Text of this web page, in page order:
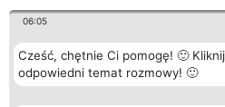
06:05
Cześć, chętnie Ci pomogę! 🙂
odpowiedni temat rozmowy! 🙂
Organizator plebiscytu Plebiscyt